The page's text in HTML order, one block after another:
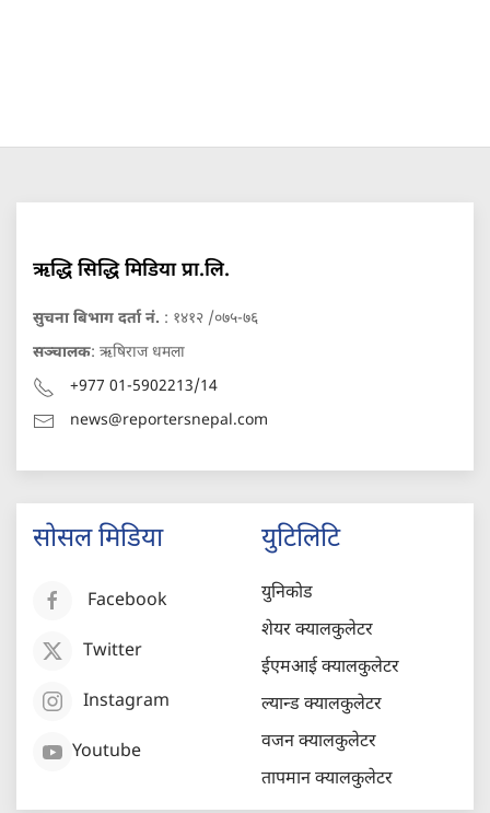
ऋद्धि सिद्धि मिडिया प्रा.लि.
सुचना बिभाग दर्ता नं. : १४१२ /०७५-७६
सञ्चालक: ऋषिराज धमला
+977 01-5902213/14
news@reportersnepal.com
सोसल मिडिया
Facebook
Twitter
Instagram
Youtube
युटिलिटि
युनिकोड
शेयर क्यालकुलेटर
ईएमआई क्यालकुलेटर
ल्यान्ड क्यालकुलेटर
वजन क्यालकुलेटर
तापमान क्यालकुलेटर